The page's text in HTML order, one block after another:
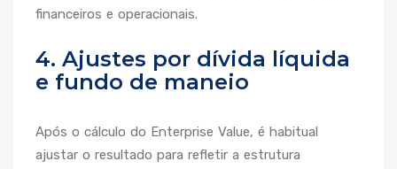
financeiros e operacionais.
4. Ajustes por dívida líquida
e fundo de maneio
Após o cálculo do Enterprise Value, é habitual
ajustar o resultado para refletir a estrutura